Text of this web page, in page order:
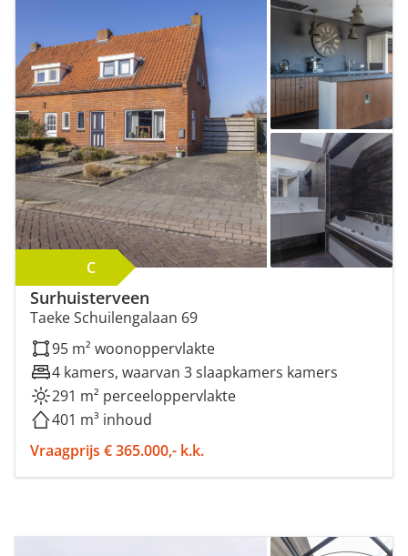
C
Surhuisterveen
Taeke Schuilengalaan 69
95 m² woonoppervlakte
4 kamers, waarvan 3 slaapkamers kamers
291 m² perceeloppervlakte
401 m³ inhoud
Vraagprijs € 365.000,- k.k.